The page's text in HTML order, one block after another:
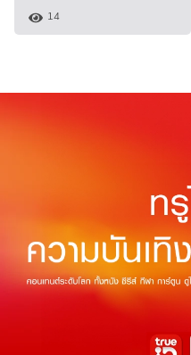
14